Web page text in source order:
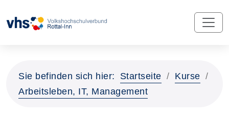
Sie befinden sich hier: Startseite
Kurse
Arbeitsleben, IT, Management